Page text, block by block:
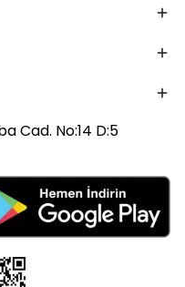
Cad. No:14 D:5